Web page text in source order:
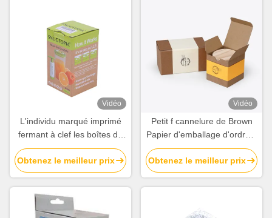
Vidéo
L'individu marqué imprimé
fermant à clef les boîtes de
papier ondulées mettent le
fournisseur en bouteille de
empaquetage
Obtenez le meilleur prix
Vidéo
Petit f cannelure de Brown
Papier d'emballage d'ordre a
ridé des boîtes de carton
empaquetant en vente
Obtenez le meilleur prix